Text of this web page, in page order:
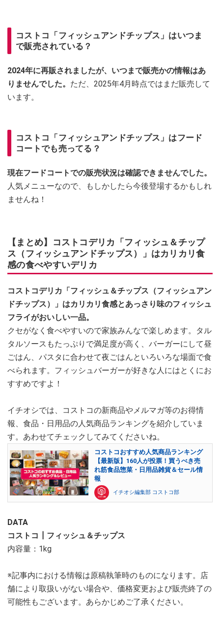
コストコ「フィッシュアンドチップス」はいつま
で販売されている？
2024年に再販されましたが、いつまで販売かの情報はあ
りませんでした。 ただ、2025年4月時点ではまだ販売して
います。
コストコ「フィッシュアンドチップス」はフード
コートでも売ってる？
現在フードコートでの販売状況は確認できませんでした。
人気メニューなので、もしかしたら今後登場するかもしれ
ませんね！
【まとめ】コストコデリカ「フィッシュ＆チップ
ス（フィッシュアンドチップス）」はカリカリ食
感の食べやすいデリカ
コストコデリカ「フィッシュ＆チップス（フィッシュアン
ドチップス）」はカリカリ食感とあっさり味のフィッシュ
フライがおいしい一品。
クセがなく食べやすいので家族みんなで楽しめます。タル
タルソースもたっぷりで満足度が高く、バーガーにして昼
ごはん、パスタに合わせて夜ごはんといろいろな場面で食
べられます。フィッシュバーガーが好きな人にはとくにお
すすめですよ！
イチオシでは、コストコの新商品やメルマガ等のお得情
報、食品・日用品の人気商品ランキングを紹介していま
す。あわせてチェックしてみてくださいね。
コストコおすすめ人気商品ランキング
【最新版】160人が投票！買うべき売
れ筋食品惣菜・日用品雑貨＆セール情
報
イチオシ編集部 コストコ部
DATA
コストコ┃フィッシュ＆チップス
内容量：1kg
※記事内における情報は原稿執筆時のものになります。店
舗により取扱いがない場合や、価格変更および販売終了の
可能性もございます。あらかじめご了承ください。